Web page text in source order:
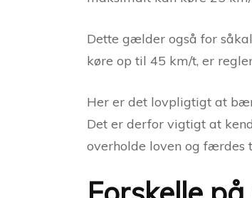
Dette gælder også for
køre op til 45 km/t, er
Her er det lovpligtigt at
Det er derfor vigtigt at
overholde loven og færdes